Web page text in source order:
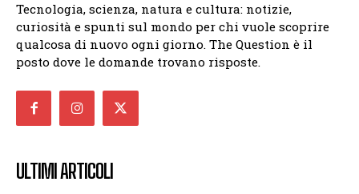
Tecnologia, scienza, natura e cultura: notizie,
curiosità e spunti sul mondo per chi vuole scoprire
qualcosa di nuovo ogni giorno. The Question è il
posto dove le domande trovano risposte.
ULTIMI ARTICOLI